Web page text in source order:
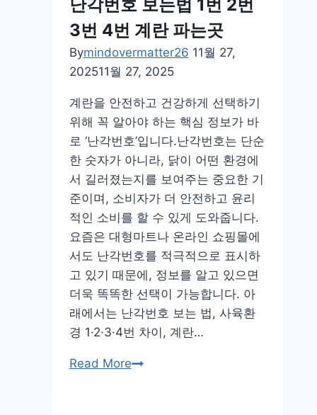
유
번
호
발
방
법
재
발
급
모
바
일
만
들
기
난각번호 보는법 1번 2번
3번 4번 계란 파는곳
Bymindovermatter26 11월 27,
202511월 27, 2025
계란을 안전하고 건강하게 선택하기
위해 꼭 알아야 하는 핵심 정보가 바
로 ‘난각번호’입니다.난각번호는 단순
한 숫자가 아니라, 닭이 어떤 환경에
서 길러졌는지를 보여주는 중요한 기
준이며, 소비자가 더 안전하고 윤리
적인 소비를 할 수 있게 도와줍니다.
요즘은 대형마트나 온라인 쇼핑몰에
서도 난각번호를 적극적으로 표시하
고 있기 때문에, 정보를 알고 있으면
더욱 똑똑한 선택이 가능합니다. 아
래에서는 난각번호 보는 법, 사육환
경 1·2·3·4번 차이, 계란…
Read More난